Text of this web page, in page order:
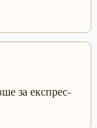
за експрес-